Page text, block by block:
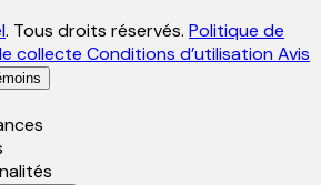
. Tous droits réservés. Politique de
collecte Conditions d’utilisation Avis